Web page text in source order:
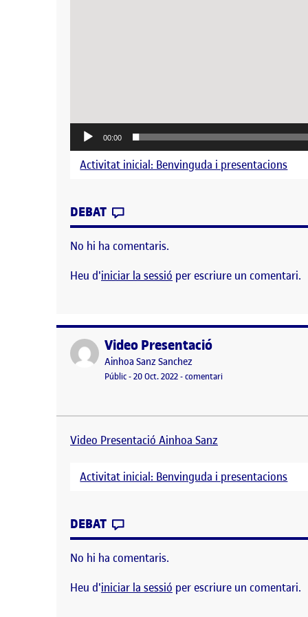
00:00
Activitat inicial: Benvinguda i presentacions
DEBAT
No hi ha comentaris.
Heu d'iniciar la sessió per escriure un comentari.
Publicat perVideo Presentació
Publicat per
Ainhoa Sanz Sanchez
Visibilitat:
Públic-Data de publicació
20 Oct. 2022-comentariel Video Presentació
Video Presentació Ainhoa Sanz Activitat inicial:
Video Presentació Ainhoa Sanz
Activitat inicial: Benvinguda i presentacions
DEBAT
No hi ha comentaris.
Heu d'iniciar la sessió per escriure un comentari.